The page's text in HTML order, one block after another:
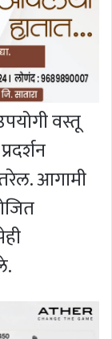
वस्तू
आगामी